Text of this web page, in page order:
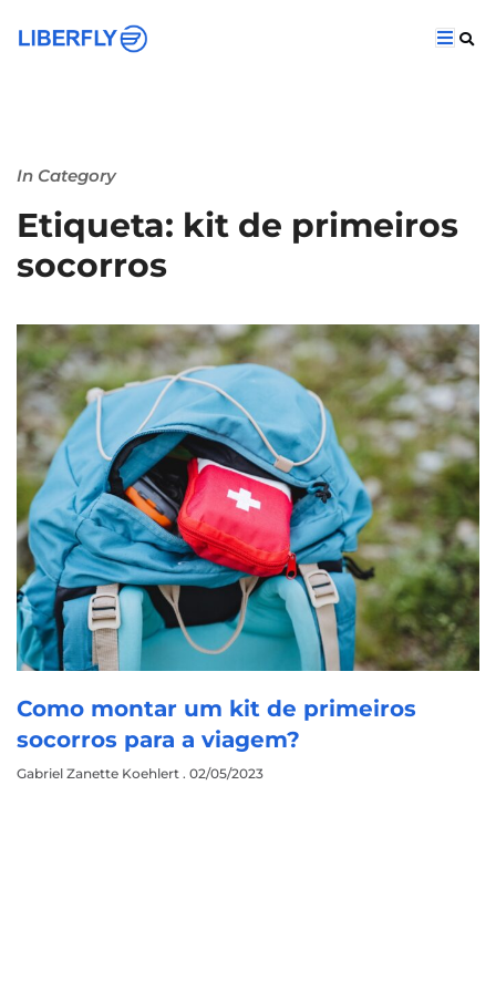
In Category
Etiqueta: kit de primeiros
socorros
Como montar um kit de primeiros
socorros para a viagem?
Gabriel Zanette Koehlert 02/05/2023